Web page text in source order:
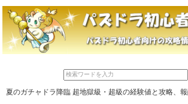
夏のガチャドラ降臨 超地獄級・超級の経験値と攻略、報